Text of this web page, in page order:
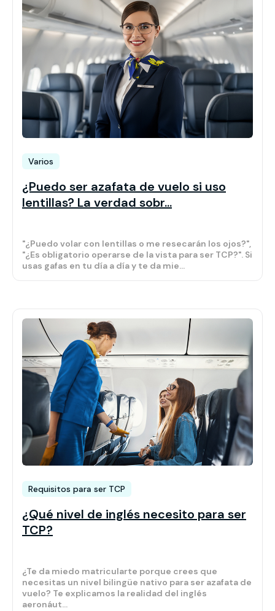
Varios
¿Puedo ser azafata de vuelo si uso
lentillas? La verdad sobr...
"¿Puedo volar con lentillas o me resecarán los ojos?",
"¿Es obligatorio operarse de la vista para ser TCP?". Si
usas gafas en tu día a día y te da mie...
Requisitos para ser TCP
¿Qué nivel de inglés necesito para ser
TCP?
¿Te da miedo matricularte porque crees que
necesitas un nivel bilingüe nativo para ser azafata de
vuelo? Te explicamos la realidad del inglés
aeronáut...